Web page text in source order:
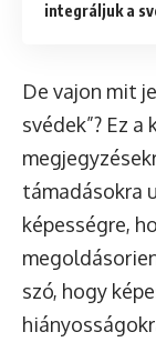
integráljuk a
De vajon mit
svédek”? Ez
támadásokra
képességre,
szó, hogy